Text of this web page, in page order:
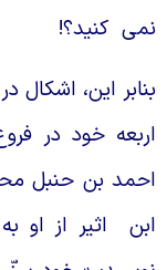
كنيد؟!
اين، اشكال در
خود در
بن حنبل
اثير از او